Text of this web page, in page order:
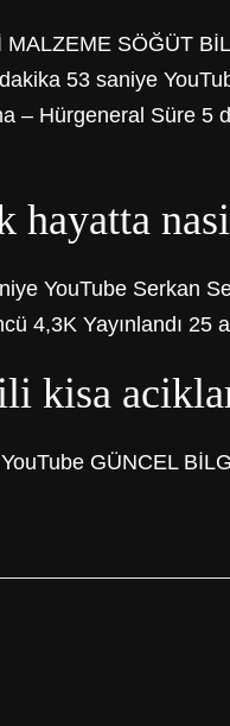
SÖĞÜT
53 saniye
– Hürgeneral Süre 5
hayatta
YouTube Serkan
4,3K Yayınlandı
kisa
GÜNCEL